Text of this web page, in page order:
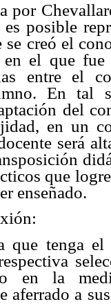
por
posible
creó el
el que fue
entre el
En tal
del
en un
será
que
enseñado.
que tenga
en la
aferrado a